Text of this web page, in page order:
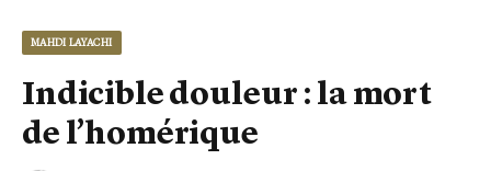
MAHDI LAYACHI
Indicible douleur : la mort
de l’homérique